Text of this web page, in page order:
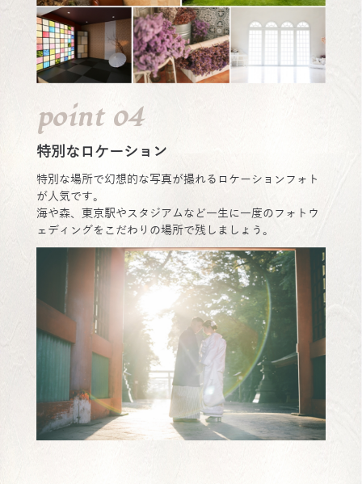
point 04
特別なロケーション
特別な場所で幻想的な写真が撮れるロケーションフォト
が人気です。
海や森、東京駅やスタジアムなど一生に一度のフォトウ
ェディングをこだわりの場所で残しましょう。